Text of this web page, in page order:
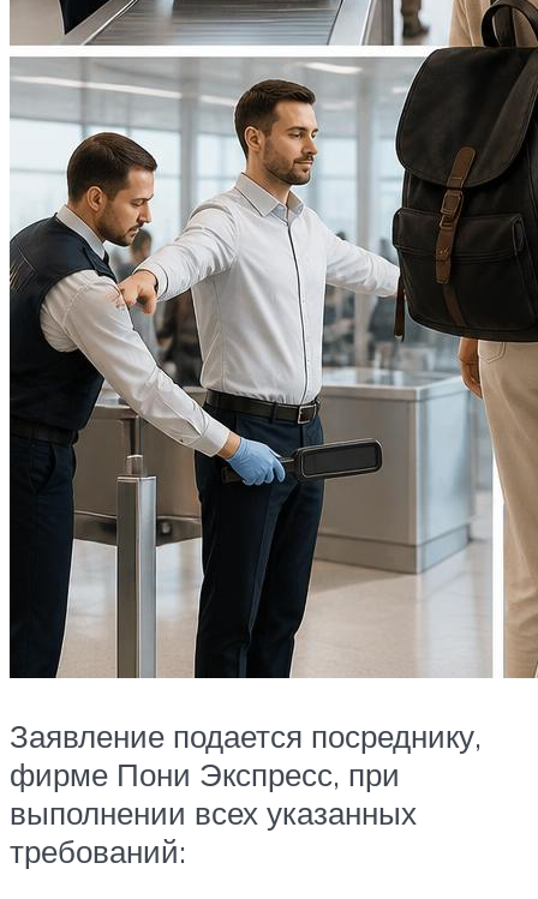
Заявление подается посреднику,
фирме Пони Экспресс, при
выполнении всех указанных
требований: